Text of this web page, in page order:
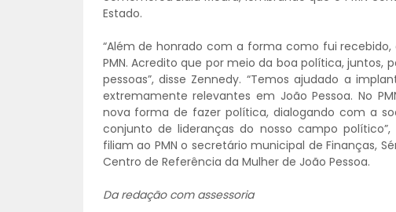
Estado.
“Além de honrado com a forma como fui
PMN. Acredito que por meio da boa política,
pessoas”, disse Zennedy. “Temos ajudado a
extremamente relevantes em João Pessoa. No
nova forma de fazer política, dialogando com a
conjunto de lideranças do nosso campo
filiam ao PMN o secretário municipal de Finanças,
Centro de Referência da Mulher de João Pessoa.
Da redação com assessoria